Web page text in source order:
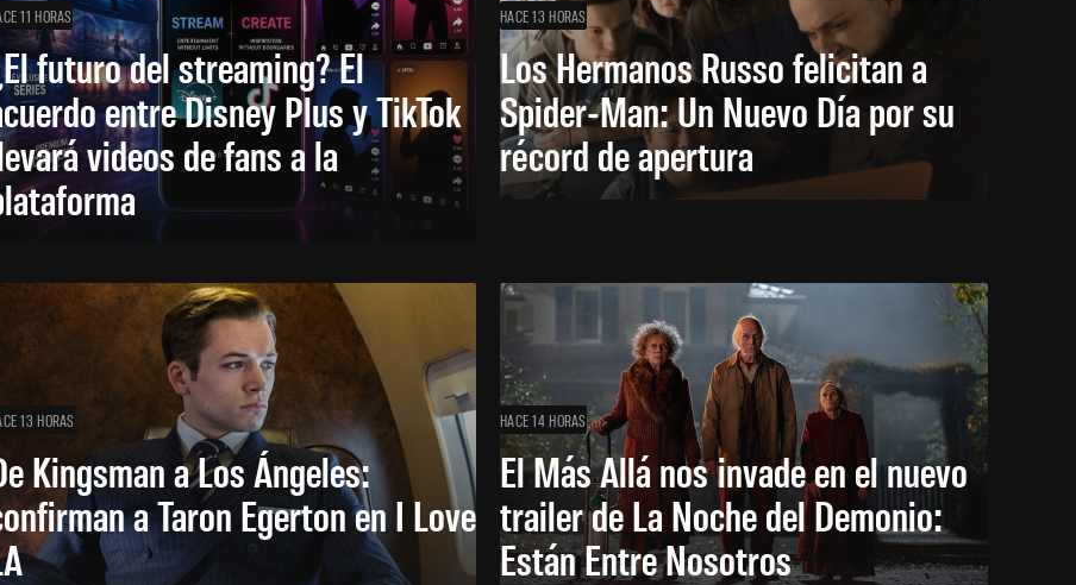
11 HORAS
futuro del streaming? El
entre Disney Plus y TikTok
videos de fans a la
HACE 13 HORAS
Los Hermanos Russo felicitan a
Spider-Man: Un Nuevo Día por su
récord de apertura
13 HORAS
Kingsman a Los Ángeles:
a Taron Egerton en I Love
HACE 14 HORAS
El Más Allá nos invade en el nuevo
trailer de La Noche del Demonio:
Están Entre Nosotros